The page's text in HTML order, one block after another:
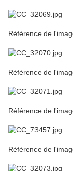
Référence de
Référence de
Référence de
Référence de